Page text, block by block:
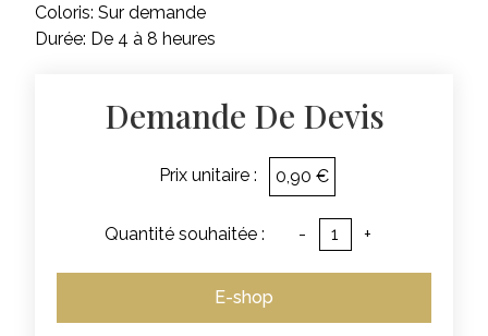
Coloris: Sur demande
Durée: De 4 à 8 heures
Demande De Devis
Prix unitaire : 0,90 €
Quantité souhaitée : - +
E-shop